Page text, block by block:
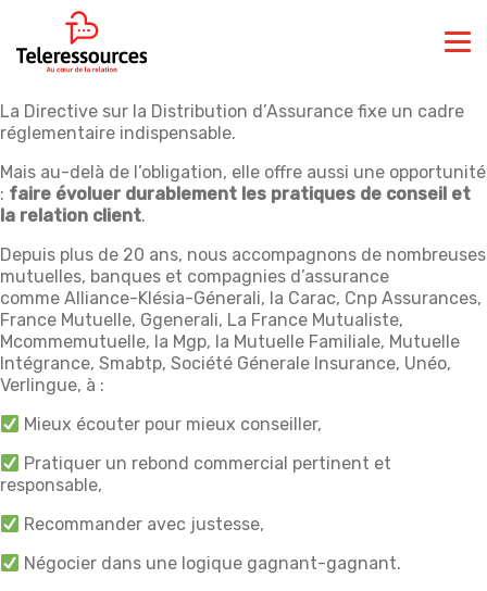
La Directive sur la Distribution d’Assurance fixe un cadre
réglementaire indispensable.
Mais au-delà de l’obligation, elle offre aussi une opportunité
: faire évoluer durablement les pratiques de conseil et
la relation client.
Depuis plus de 20 ans, nous accompagnons de nombreuses
mutuelles, banques et compagnies d’assurance
comme Alliance-Klésia-Génerali, la Carac, Cnp Assurances,
France Mutuelle, Ggenerali, La France Mutualiste,
Mcommemutuelle, la Mgp, la Mutuelle Familiale, Mutuelle
Intégrance, Smabtp, Société Génerale Insurance, Unéo,
Verlingue, à :
Mieux écouter pour mieux conseiller,
Pratiquer un rebond commercial pertinent et
responsable,
Recommander avec justesse,
Négocier dans une logique gagnant-gagnant.